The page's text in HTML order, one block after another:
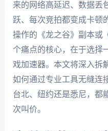
来的网络高延迟、数据丢
跃、每次竞拍都变成卡顿
操作的《龙之谷》副本或
个痛点的核心，在于选择
戏加速器。本文将深入拆
如何通过专业工具无缝连
台北、纽约还是悉尼，都
次叫价。